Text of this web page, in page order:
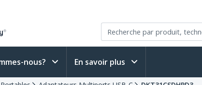
nous? En savoir plus